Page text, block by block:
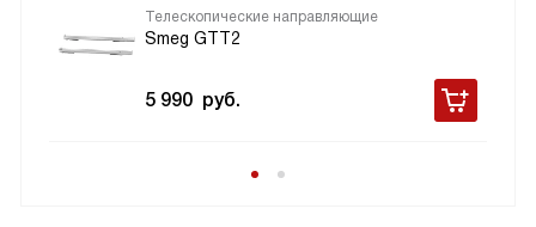
Телескопические направляющие
Smeg GTT2
5 990 руб.